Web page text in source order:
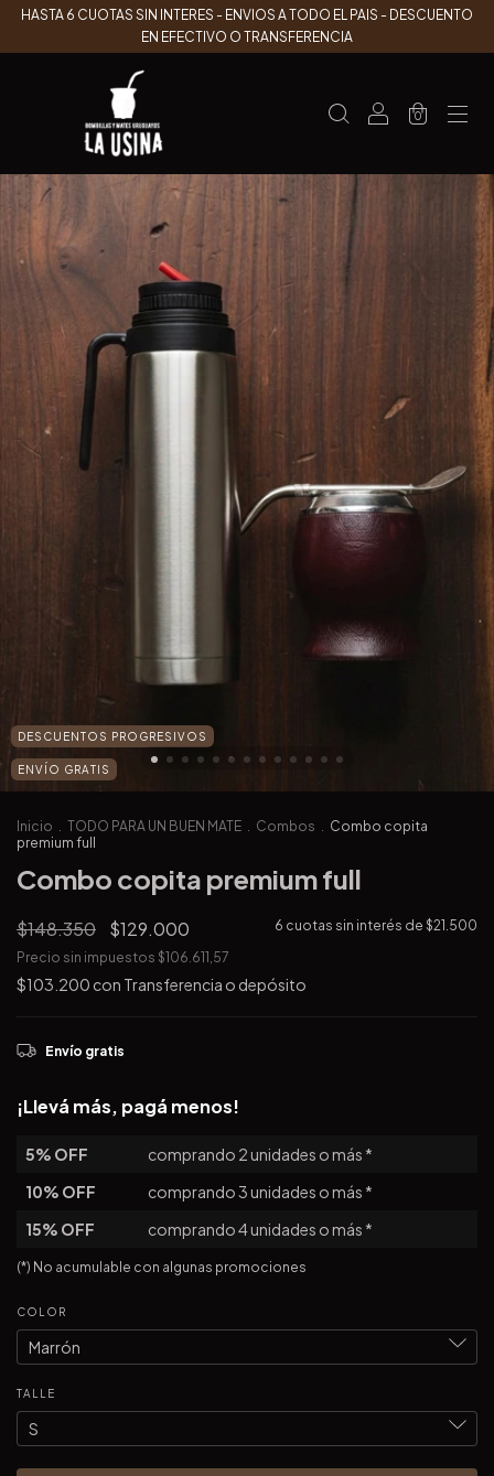
HASTA 6 CUOTAS SIN INTERES - ENVIOS A TODO EL PAIS - DESCUENTO
EN EFECTIVO O TRANSFERENCIA
0
DESCUENTOS PROGRESIVOS
ENVÍO GRATIS
Inicio TODO PARA UN BUEN MATE Combos
Combo copita
premium full
Combo copita premium full
$148.350 $129.000 6 cuotas sin interés de $21.500
Precio sin impuestos $106.611,57
$103.200 con Transferencia o depósito
Envío gratis
¡Llevá más, pagá menos!
5% OFF
comprando 2 unidades o más *
10% OFF
comprando 3 unidades o más *
15% OFF
comprando 4 unidades o más *
(*) No acumulable con algunas promociones
COLOR
TALLE